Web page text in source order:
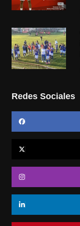
Redes Sociales